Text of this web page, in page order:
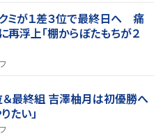
クミが１差３位で最終日へ 痛
再浮上「棚からぼたもちが２
最終組 吉澤柚月は初優勝へ
たい」